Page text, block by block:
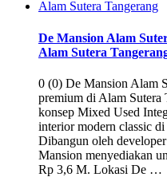
De Mansion Alam
Alam Sutera
0 (0) De Mansion Alam
premium di Alam Sutera
konsep Mixed Used
interior modern classic
Dibangun oleh
Mansion menyediakan
Rp 3,6 M. Lokasi De …